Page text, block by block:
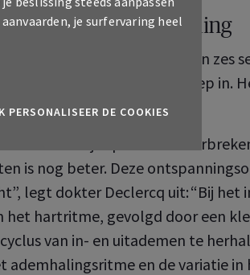
focus op je ademhaling
seconden in door de neus en zes
en adem niet te diep in.
volstaan om je sprint te
is nog beter. Deze
legt dokter Declercq uit: “Bij het
het hartritme, gevolgd door een
van in- en uitademen te
ademhalingsritme en de variatie
aanvaarden, je surfervaring heel
PERSONALISEER DE COOKIES